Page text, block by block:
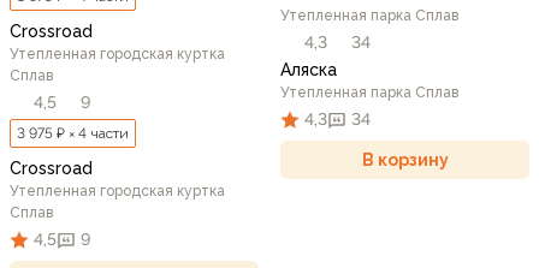
Crossroad
Утепленная городская куртка
Сплав
4,5 9
3 975 ₽ × 4 части
Crossroad
Утепленная городская куртка
Сплав
4,5 9
Утепленная парка Сплав
4,3
34
Аляска
Утепленная парка Сплав
4,3 34
В корзину